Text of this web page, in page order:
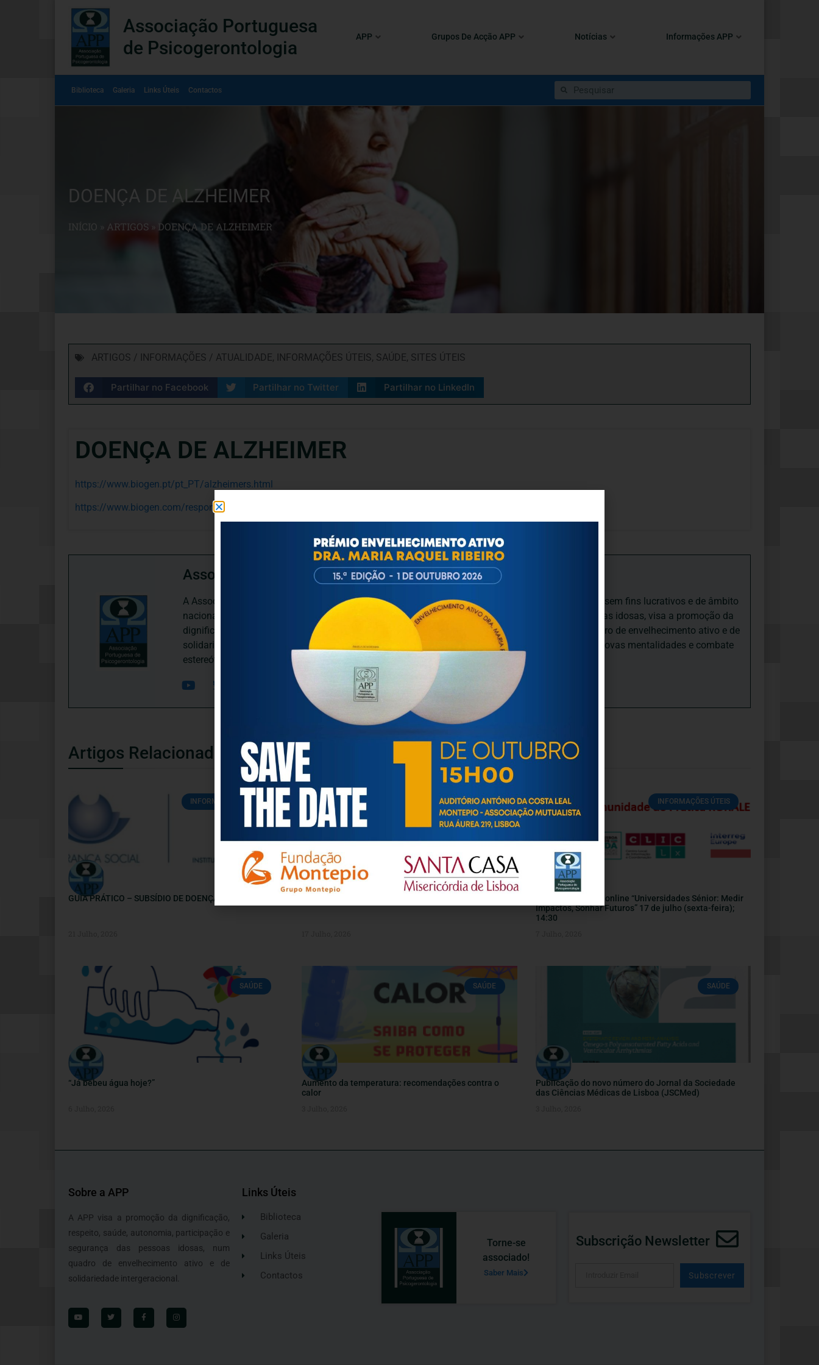
Associação Portuguesa
de Psicogerontologia
APP Grupos De Acção APP Notícias Informações APP
Biblioteca Galeria Links Úteis Contactos
DOENÇA DE ALZHEIMER
INÍCIO » ARTIGOS » DOENÇA DE ALZHEIMER
ARTIGOS / INFORMAÇÕES / ATUALIDADE, INFORMAÇÕES ÚTEIS, SAÚDE, SITES ÚTEIS
Partilhar no Facebook Partilhar no Twitter Partilhar no LinkedIn
DOENÇA DE ALZHEIMER
https://www.biogen.pt/pt_PT/alzheimers.html
https://www.biogen.com/responsibility.html
Associação Portuguesa de Psicogerontologia
A Associação Portuguesa de Psicogerontologia-APP, Instituição Particular de Solidariedade Social sem fins lucrativos e de âmbito
nacional, dedica-se às questões biopsicológicas e sociais inerentes ao envelhecimento e às pessoas idosas, visa a promoção da
dignificação, respeito, saúde, autonomia, participação e segurança das pessoas idosas, num quadro de envelhecimento ativo e de
solidariedade intergeracional, e de uma sociedade mais inclusiva para todas as idades, promove novas mentalidades e combate
estereótipos negativos relativamente à idade e ao envelhecimento.
Artigos Relacionados
INFORMAÇÕES ÚTEIS
GUIA PRÁTICO – SUBSÍDIO DE DOENÇA
ARTIGOS / INFORMAÇÕES / ATUALIDADE INFORMAÇÕES ÚTEIS
Convite | Webinar online “Universidades Sénior: Medir
Impactos, Sonhar Futuros” 17 de julho (sexta-feira);
14:30
SAÚDE
“Já bebeu água hoje?”
SAÚDE
Aumento da temperatura: recomendações contra o
calor
SAÚDE
Publicação do novo número do Jornal da Sociedade
das Ciências Médicas de Lisboa (JSCMed)
Sobre a APP
A APP visa a promoção da dignificação,
respeito, saúde, autonomia, participação e
segurança das pessoas idosas, num
quadro de envelhecimento ativo e de
solidariedade intergeracional.
Links Úteis
Biblioteca
Galeria
Links Úteis
Contactos
Torne-se
associado!
Saber Mais
Subscrição Newsletter
Subscrever